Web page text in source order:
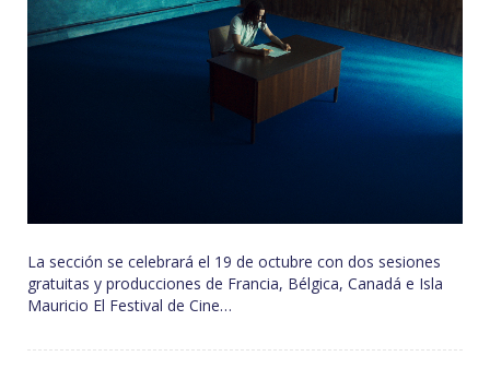
La sección se celebrará el 19 de octubre con dos sesiones
gratuitas y producciones de Francia, Bélgica, Canadá e Isla
Mauricio El Festival de Cine…